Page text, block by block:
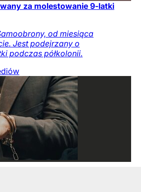
za molestowanie 9-latki
od miesiąca
Jest podejrzany o
podczas półkolonii.